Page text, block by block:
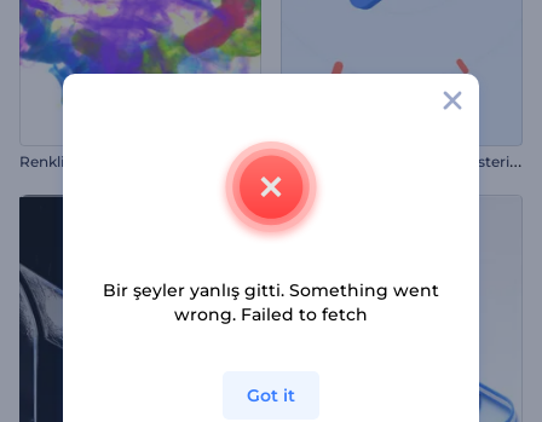
R
enkli Parçacıklar Logo Gösterimi H
areketli Noktalar Logo Gösterimi
Bir şeyler yanlış gitti. Something went
wrong. Failed to fetch
Got it